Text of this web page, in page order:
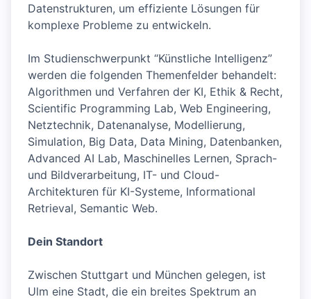
Datenstrukturen, um effiziente Lösungen für
komplexe Probleme zu entwickeln.
Im Studienschwerpunkt “Künstliche Intelligenz”
werden die folgenden Themenfelder behandelt:
Algorithmen und Verfahren der KI, Ethik & Recht,
Scientific Programming Lab, Web Engineering,
Netztechnik, Datenanalyse, Modellierung,
Simulation, Big Data, Data Mining, Datenbanken,
Advanced AI Lab, Maschinelles Lernen, Sprach-
und Bildverarbeitung, IT- und Cloud-
Architekturen für KI-Systeme, Informational
Retrieval, Semantic Web.
Dein Standort
Zwischen Stuttgart und München gelegen, ist
Ulm eine Stadt, die ein breites Spektrum an